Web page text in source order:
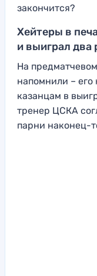
закончится?
Хейтеры в
и выиграл
На
напомнили – его
казанцам в
тренер ЦСКА
парни наконец-